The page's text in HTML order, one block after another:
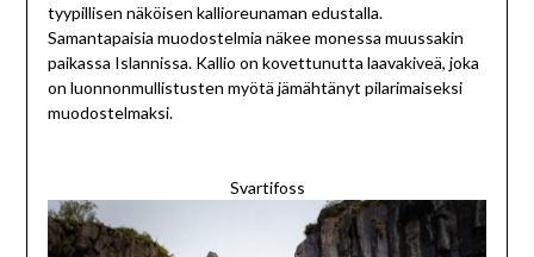
tyypillisen näköisen kallioreunaman edustalla.
Samantapaisia muodostelmia näkee monessa muussakin
paikassa Islannissa. Kallio on kovettunutta laavakiveä, joka
on luonnonmullistusten myötä jämähtänyt pilarimaiseksi
muodostelmaksi.
Svartifoss